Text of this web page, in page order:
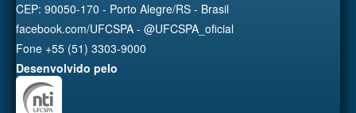
CEP: 90050-170 - Porto Alegre/RS - Brasil
facebook.com/UFCSPA - @UFCSPA_oficial
Fone +55 (51) 3303-9000
Desenvolvido pelo